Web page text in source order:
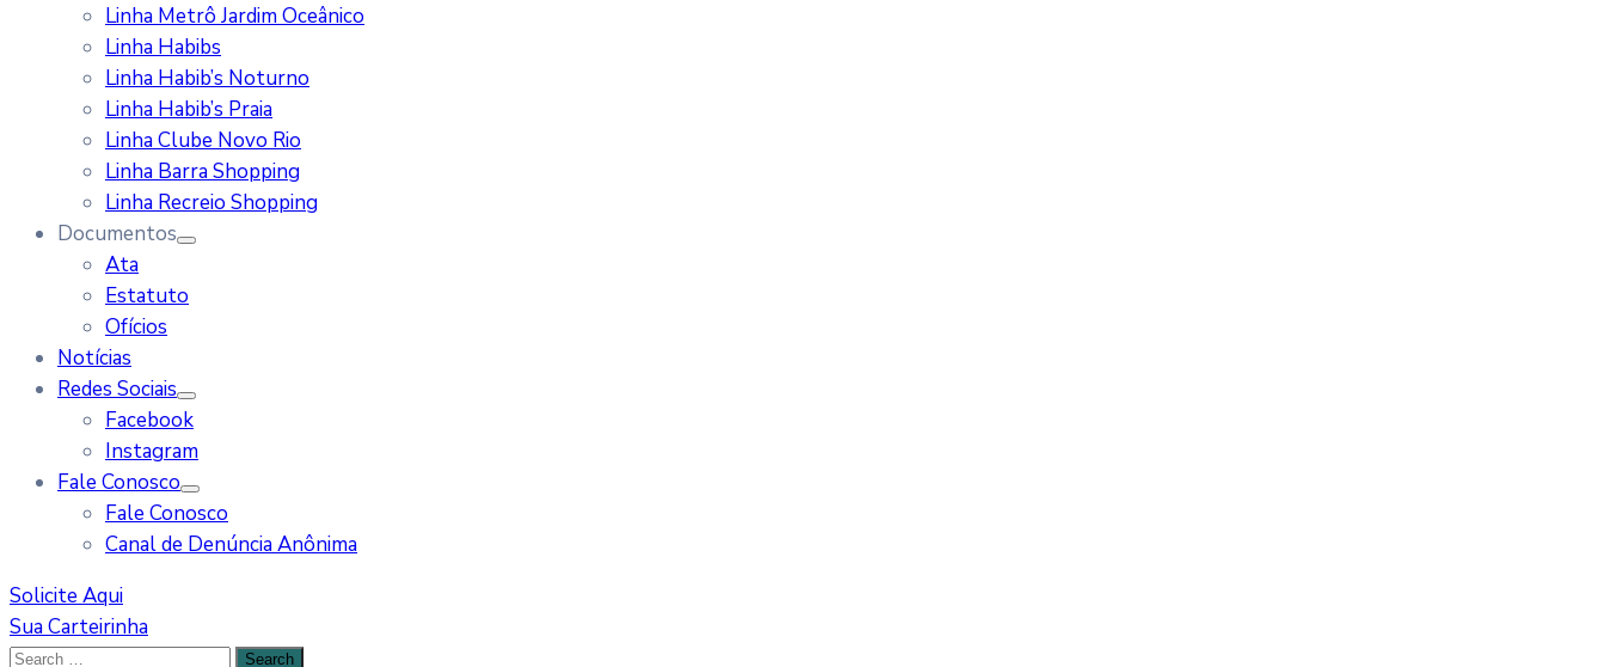
Linha Metrô Jardim Oceânico
Linha Habibs
Linha Habib’s Noturno
Linha Habib’s Praia
Linha Clube Novo Rio
Linha Barra Shopping
Linha Recreio Shopping
Documentos
Ata
Estatuto
Ofícios
Notícias
Redes Sociais
Facebook
Instagram
Fale Conosco
Fale Conosco
Canal de Denúncia Anônima
Solicite Aqui
Sua Carteirinha